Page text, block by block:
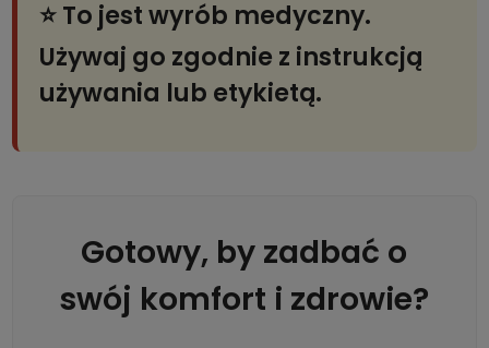
⭐ To jest wyrób medyczny.
Używaj go zgodnie z instrukcją
używania lub etykietą.
Gotowy, by zadbać o
swój komfort i zdrowie?